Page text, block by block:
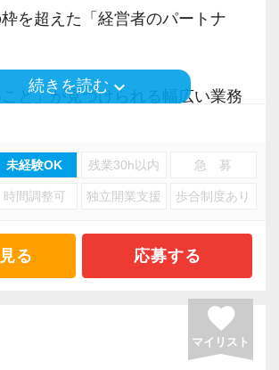
い法人や医療法人を多く担当
を多くこなすスペシャリストに
」、そんな言葉は私たちに存在し
別、学歴に関係なく活躍できる
おり、多くの若手職員が活躍して
への挑戦は大歓迎で、CFP資格
す。
を超えた「経営者のパートナ
こと」が見つけられる幅広い業務
りますか？自分に得意分野がな
にやりがいを感じられない、未来
ように感じたことはあるのでは
。
す姿は、「経営のプロフェッショ
ができる」という意味ではなく、
続きを読む keyboard_arrow_down
未経験OK 残業30h以内 急 募
時間調整可 独立開業支援 歩合制度あり
る 応募する
favorite
マイリスト